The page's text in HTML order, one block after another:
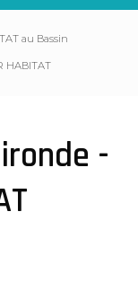
au Bassin
HABITAT
-